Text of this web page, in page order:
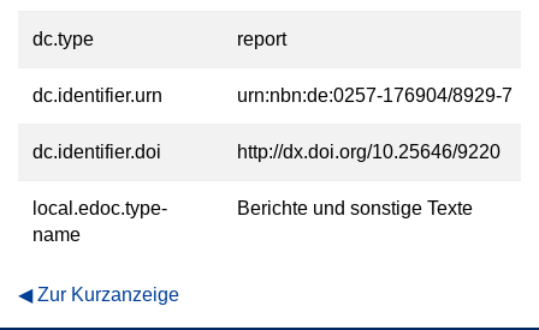
dc.type report
dc.identifier.urn urn:nbn:de:0257-176904/8929-7
dc.identifier.doi http://dx.doi.org/10.25646/9220
local.edoc.type-
name
Berichte und sonstige Texte
Zur Kurzanzeige